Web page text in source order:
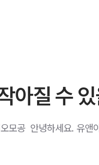
아질 수
모공 ​ 안녕하세요. 유앤